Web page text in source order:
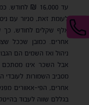
עד 16,000 ₪
אלף שקלים לחודש, כך
אחרים. כמובן שככל
ניהול ואז השמים הם
אבל השכר אינו מסתכם
מסביב השמורות לעובדי
אחרים, הפי-אאוורים
בגללם שווה לעבוד